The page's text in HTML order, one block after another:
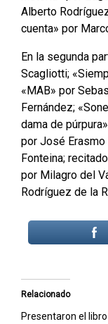
Alberto
cuenta» por
En la segunda
Scagliotti;
«MAB» por
Fernández;
dama de
por José Erasmo
Fonteina;
por Milagro del
Rodríguez de la
Relacionado
Presentaron el